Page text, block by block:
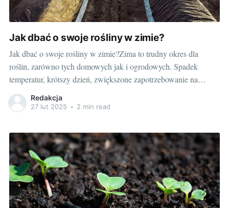
Jak dbać o swoje rośliny w zimie?
Jak dbać o swoje rośliny w zimie?Zima to trudny okres dla
roślin, zarówno tych domowych jak i ogrodowych. Spadek
temperatur, krótszy dzień, zwiększone zapotrzebowanie na
wilgoć - wszystko to stawia przed nami, miłośnikami zielonego
otoczenia, całkiem spore wyzwanie: jak dbać o rośliny, aby
Redakcja
27 lut 2025 • 2 min read